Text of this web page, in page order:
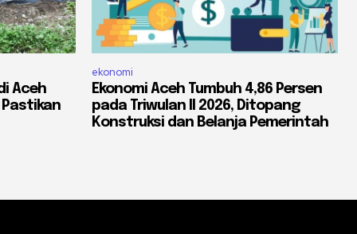
Aceh
Pastikan
ekonomi
Ekonomi Aceh Tumbuh 4,86 Persen
pada Triwulan II 2026, Ditopang
Konstruksi dan Belanja Pemerintah